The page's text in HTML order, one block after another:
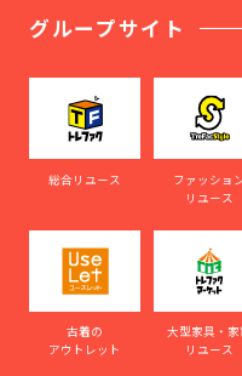
グループサイト
総合リユース
ファッショ
リユース
古着の
アウトレット
大型家具・家
リユース